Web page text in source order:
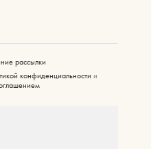
рассылки
конфиденциальности и